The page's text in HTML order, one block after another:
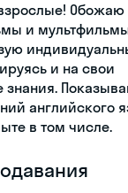
Обожаю
и
и на свои
знания.
английского
в том числе.